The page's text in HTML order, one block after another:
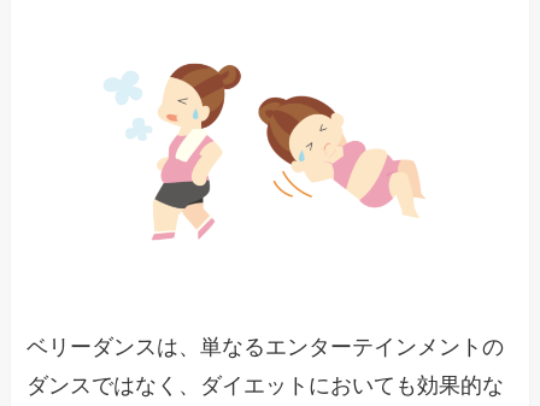
ベリーダンスは、単なるエンターテインメントの
ダンスではなく、ダイエットにおいても効果的な